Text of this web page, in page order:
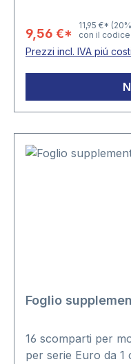
9,56 €*
11,95 €*
con il
Prezzi incl. IVA piú
Foglio
16 scomparti per
per serie Euro da 1